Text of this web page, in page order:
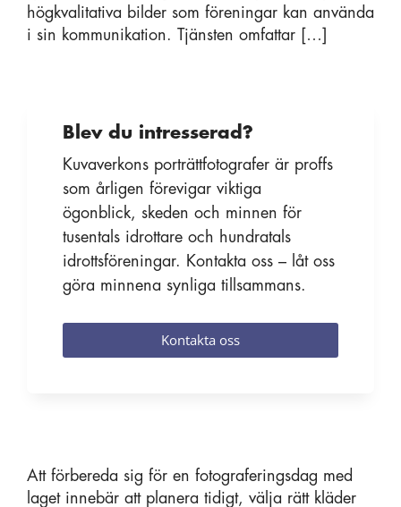
högkvalitativa bilder som föreningar kan använda
i sin kommunikation. Tjänsten omfattar […]
Att förbereda sig för en fotograferingsdag med
laget innebär att planera tidigt, välja rätt kläder
Blev du intresserad?
Kuvaverkons porträttfotografer är proffs
som årligen förevigar viktiga
ögonblick, skeden och minnen för
tusentals idrottare och hundratals
idrottsföreningar. Kontakta oss – låt oss
göra minnena synliga tillsammans.
Kontakta oss